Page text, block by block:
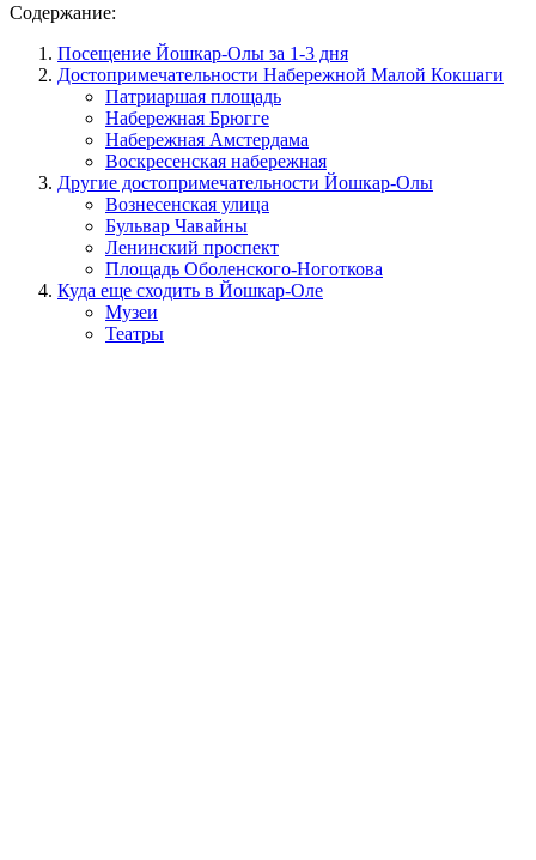
Содержание:
Посещение Йошкар-Олы за 1-3 дня
Достопримечательности Набережной Малой Кокшаги
Патриаршая площадь
Набережная Брюгге
Набережная Амстердама
Воскресенская набережная
Другие достопримечательности Йошкар-Олы
Вознесенская улица
Бульвар Чавайны
Ленинский проспект
Площадь Оболенского-Ноготкова
Куда еще сходить в Йошкар-Оле
Музеи
Театры